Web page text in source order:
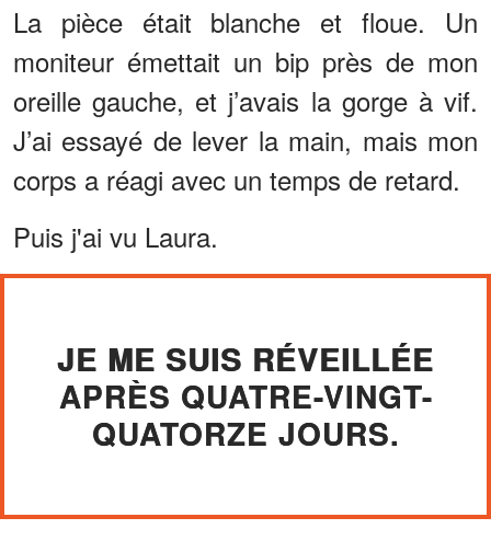
La pièce était blanche et floue. Un
moniteur émettait un bip près de mon
oreille gauche, et j’avais la gorge à vif.
J’ai essayé de lever la main, mais mon
corps a réagi avec un temps de retard.
Puis j'ai vu Laura.
JE ME SUIS RÉVEILLÉE
APRÈS QUATRE-VINGT-
QUATORZE JOURS.